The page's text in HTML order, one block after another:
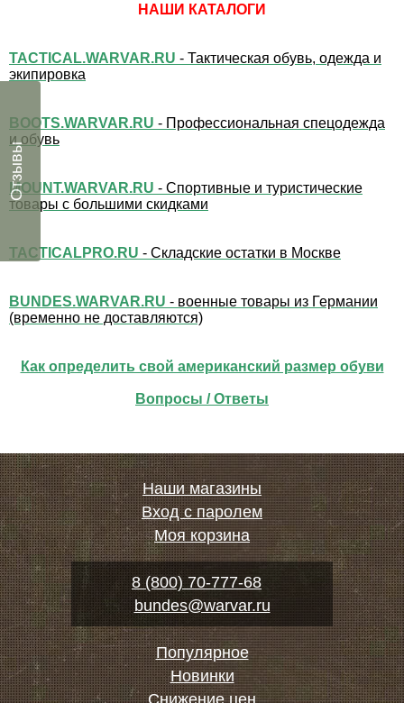
НАШИ КАТАЛОГИ
TACTICAL.WARVAR.RU - Тактическая обувь, одежда и
экипировка
BOOTS.WARVAR.RU - Профессиональная спецодежда
и обувь
MOUNT.WARVAR.RU - Спортивные и туристические
товары с большими скидками
TACTICALPRO.RU - Складские остатки в Москве
BUNDES.WARVAR.RU - военные товары из Германии
(временно не доставляются)
Как определить свой американский размер обуви
Вопросы / Ответы
Отзывы
Наши магазины
Вход с паролем
Моя корзина
8 (800) 70-777-68
bundes@warvar.ru
Популярное
Новинки
Снижение цен